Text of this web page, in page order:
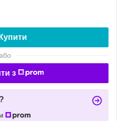
Купити
з